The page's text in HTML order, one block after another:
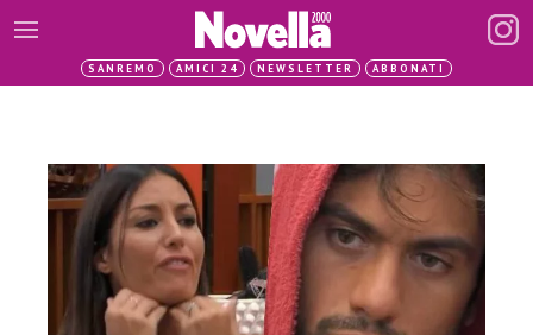
SANREMO AMICI 24 NEWSLETTER ABBONATI